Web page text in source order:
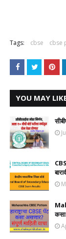
Tags: cbse cbse
YOU MAY
कसा